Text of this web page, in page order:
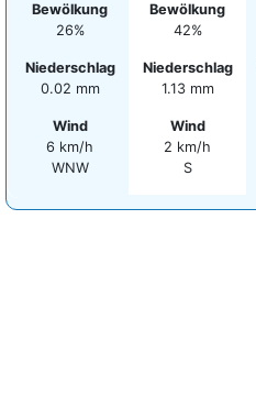
Bewölkung
26%
Niederschlag
0.02 mm
Wind
6 km/h
WNW
Bewölkung
42%
Niederschlag
1.13 mm
Wind
2 km/h
S